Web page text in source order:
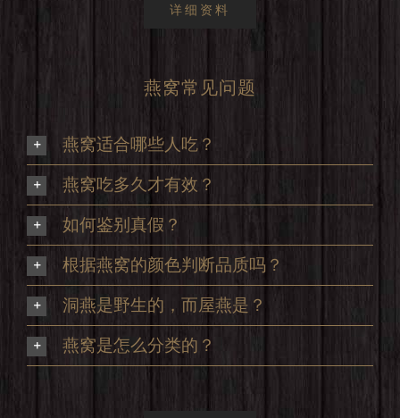
详细资料
燕窝常见问题
燕窝适合哪些人吃？
燕窝吃多久才有效？
如何鉴别真假？
根据燕窝的颜色判断品质吗？
洞燕是野生的，而屋燕是？
燕窝是怎么分类的？